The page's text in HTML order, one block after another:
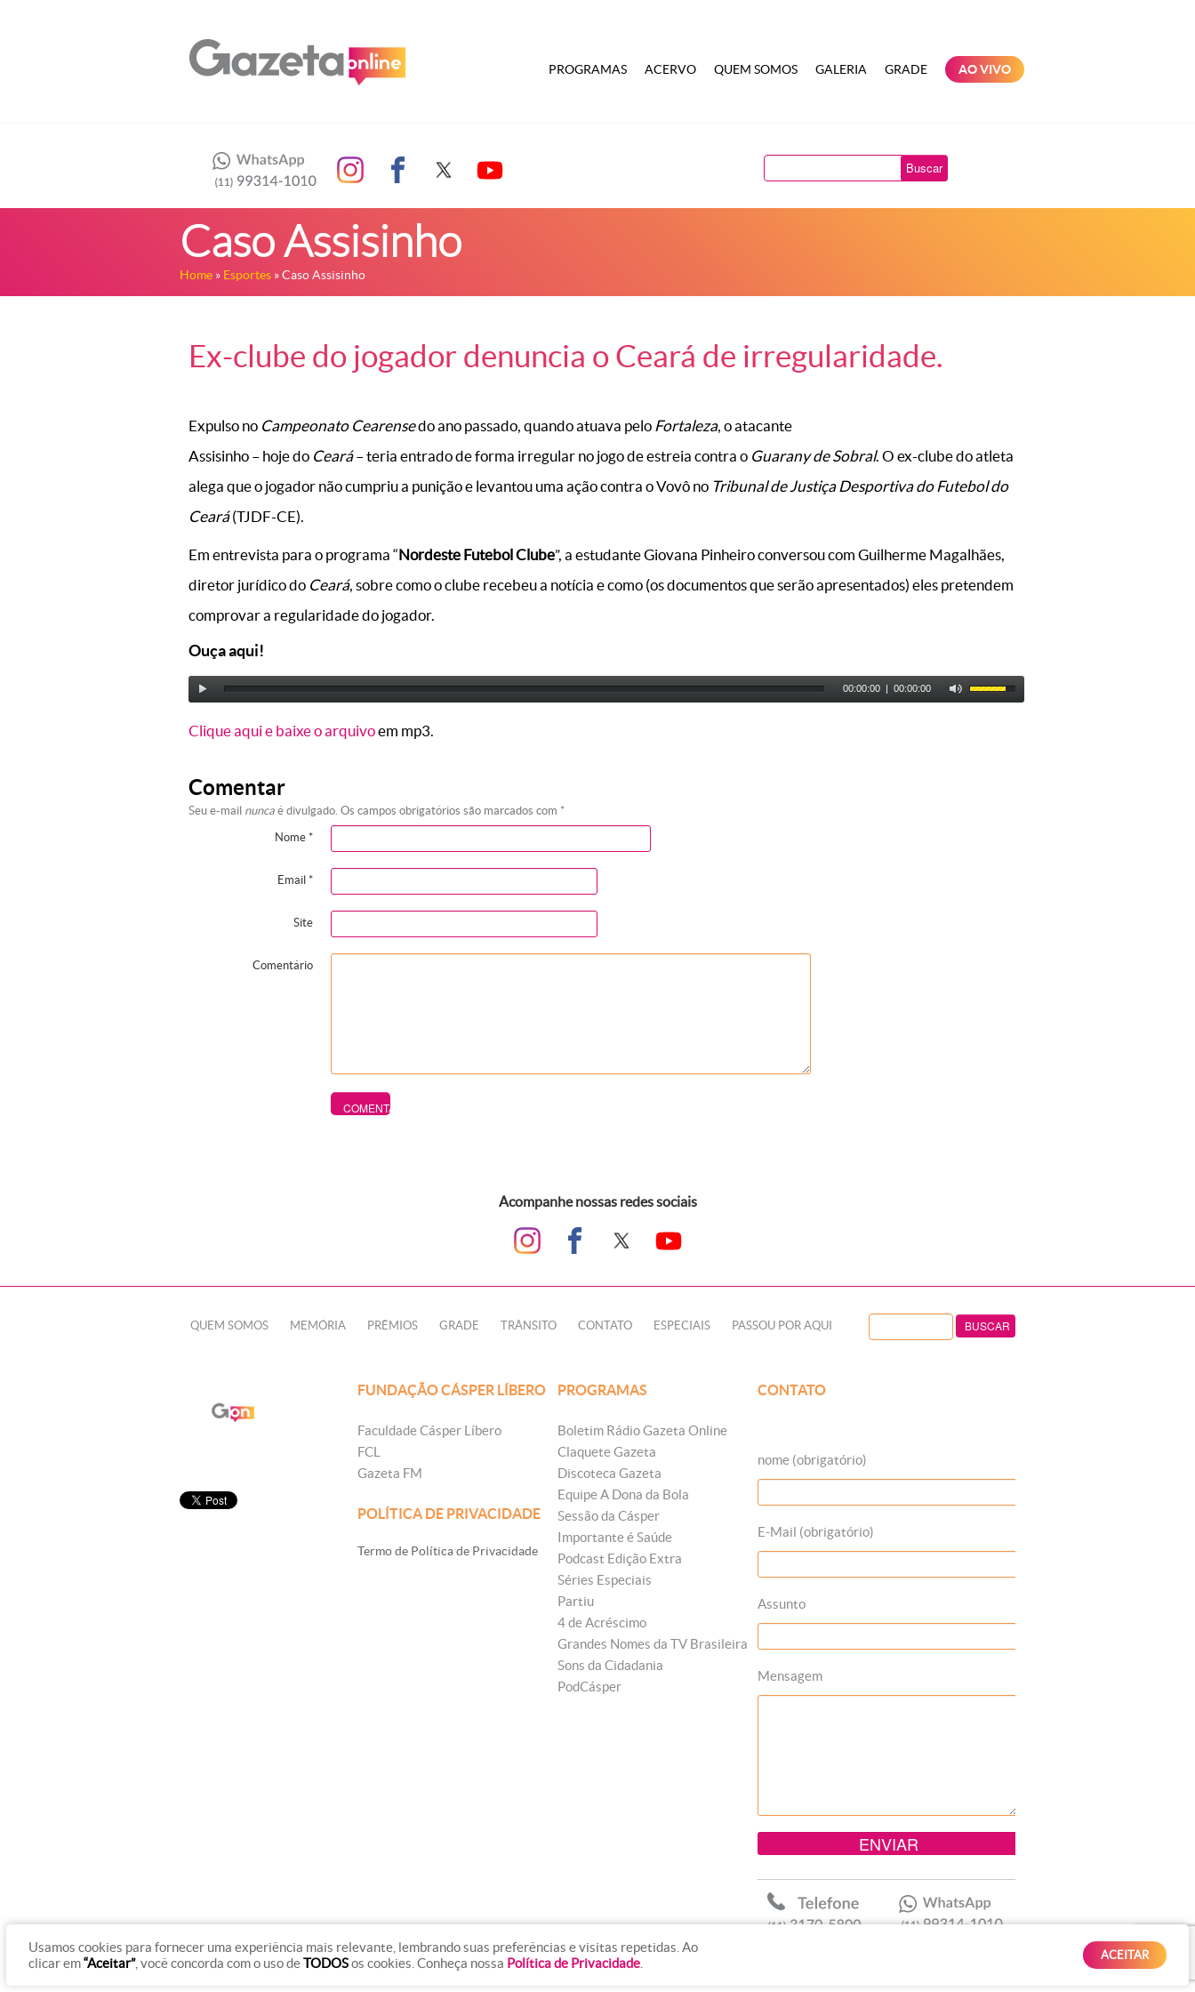
PROGRAMAS ACERVO QUEM SOMOS GALERIA GRADE AO VIVO
Buscar
Caso Assisinho
Home » Esportes » Caso Assisinho
Ex-clube do jogador denuncia o Ceará de irregularidade.
Expulso no Campeonato Cearensedo ano passado, quando atuava pelo Fortaleza, o atacante
Assisinho – hoje do Ceará– teria entrado de forma irregular no jogo de estreia contra o Guarany de Sobral. O ex-clube do atleta
alega que o jogador não cumpriu a punição e levantou uma ação contra o Vovô no Tribunal de Justiça Desportiva do Futebol do
Ceará(TJDF-CE).
Em entrevista para o programa “Nordeste Futebol Clube”, a estudante Giovana Pinheiro conversou com Guilherme Magalhães,
diretor jurídico do Ceará, sobre como o clube recebeu a notícia e como (os documentos que serão apresentados) eles pretendem
comprovar a regularidade do jogador.
Ouça aqui!
00:00:00 | 00:00:00
Clique aqui e baixe o arquivoem mp3.
Comentar
Seu e-mail nunca é divulgado. Os campos obrigatórios são marcados com *
Nome *
Email *
Site
Comentário
Acompanhe nossas redes sociais
QUEM SOMOS MEMÓRIA PRÊMIOS GRADE TRÂNSITO CONTATO ESPECIAIS PASSOU POR AQUI
FUNDAÇÃO CÁSPER LÍBERO
Faculdade Cásper Líbero
FCL
Gazeta FM
POLÍTICA DE PRIVACIDADE
Termo de Política de Privacidade
PROGRAMAS
Boletim Rádio Gazeta Online
Claquete Gazeta
Discoteca Gazeta
Equipe A Dona da Bola
Sessão da Cásper
Importante é Saúde
Podcast Edição Extra
Séries Especiais
Partiu
4 de Acréscimo
Grandes Nomes da TV Brasileira
Sons da Cidadania
PodCásper
CONTATO
nome (obrigatório)
E-Mail (obrigatório)
Assunto
Mensagem
© Copyright 2012 - 2026 Rádio Gazeta Online
Usamos cookies para fornecer uma experiência mais relevante, lembrando suas preferências e visitas repetidas. Ao
clicar em“Aceitar”, você concorda com o uso deTODOSos cookies. Conheça nossa Política de Privacidade.
ACEITAR